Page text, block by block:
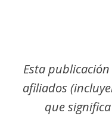
Esta
afiliados
que